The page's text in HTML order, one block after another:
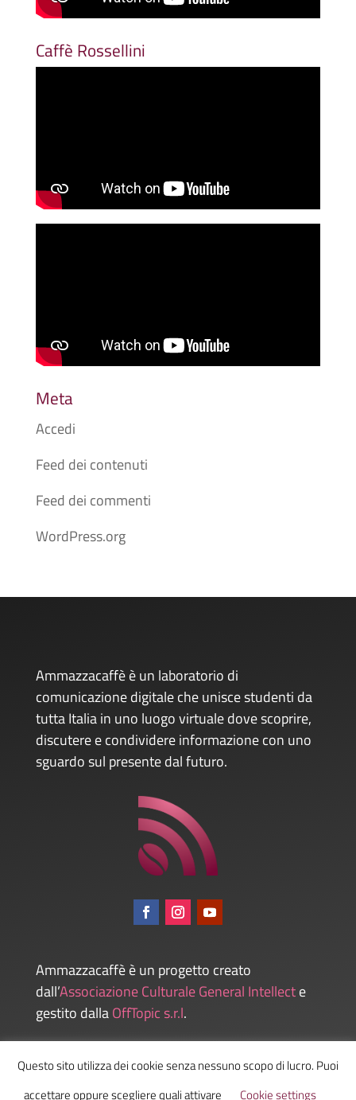
Caffè Rossellini
Meta
Accedi
Feed dei contenuti
Feed dei commenti
WordPress.org
Ammazzacaffè è un laboratorio di
comunicazione digitale che unisce studenti da
tutta Italia in uno luogo virtuale dove scoprire,
discutere e condividere informazione con uno
sguardo sul presente dal futuro.
Ammazzacaffè è un progetto creato
dall’Associazione Culturale General Intellecte
gestito dallaOffTopic s.r.l.
Admin
Questo sito utilizza dei cookie senza nessuno scopo di lucro. Puoi
accettare oppure scegliere quali attivare
Cookie settings